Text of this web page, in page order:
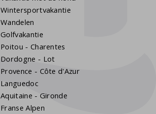
Wintersportvakantie
Wandelen
Golfvakantie
Poitou - Charentes
Dordogne - Lot
Provence - Côte d'Azur
Languedoc
Aquitaine - Gironde
Franse Alpen